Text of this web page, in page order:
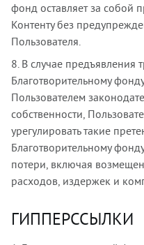
фонд оставляет за собой
Контенту без
Пользователя.
8. В случае предъявления
Благотворительному
Пользователем
собственности,
урегулировать такие
Благотворительному
потери, включая
расходов, издержек и
ГИППЕРССЫЛКИ